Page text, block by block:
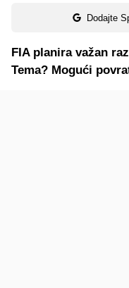
Dodajte
FIA planira važan
Tema? Mogući